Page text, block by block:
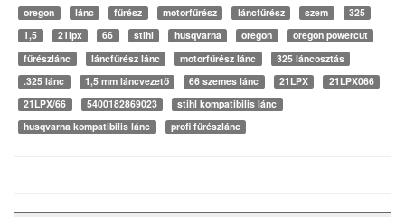
oregon lánc fűrész motorfűrész láncfűrész szem
325
1,5
21lpx 66 stihl husqvarna oregon
oregon powercut
fűrészlánc
láncfűrész lánc motorfűrész lánc
325 láncosztás
.325 lánc
1,5 mm láncvezető 66 szemes lánc 21LPX
21LPX066
21LPX/66
5400182869023
stihl kompatibilis lánc
husqvarna kompatibilis lánc
profi fűrészlánc